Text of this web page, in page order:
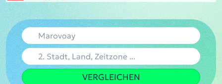
VERGLEICHEN